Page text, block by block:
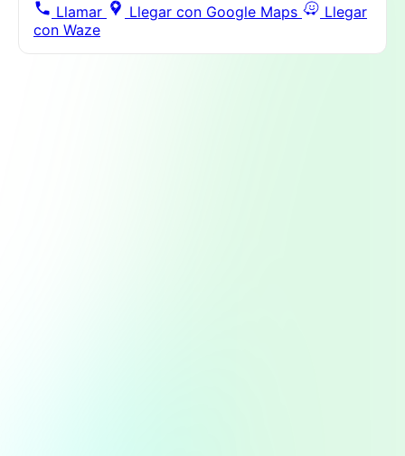
Llamar
Llegar con Google Maps
Llegar
con Waze